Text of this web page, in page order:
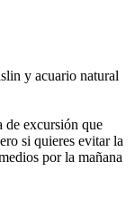
y acuario natural
de excursión que
si quieres evitar la
por la mañana